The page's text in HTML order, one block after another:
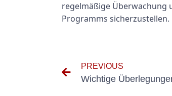
regelmäßige Überwachung
Programms sicherzustellen.
PREVIOUS